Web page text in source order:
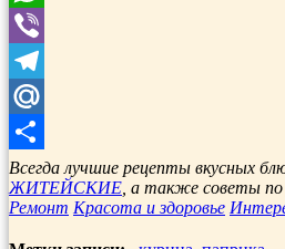
WhatsApp
Viber
Telegram
Mail.Ru
Отправить
Всегда лучшие рецепты вкусных
ЖИТЕЙСКИЕ , а также советы по
Ремонт Красота и здоровье